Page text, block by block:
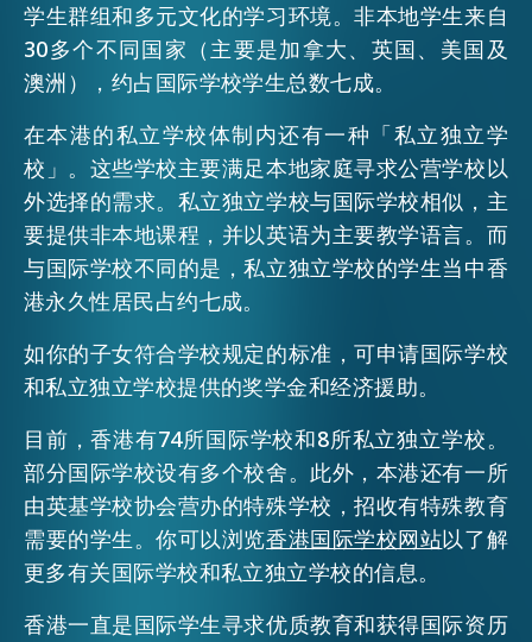
关于我们
常见问题
联络我们
EN 繁 简
学生群组和多元文化的学习环境。非本地学生来自
30多个不同国家（主要是加拿大、英国、美国及
澳洲），约占国际学校学生总数七成。
在本港的私立学校体制内还有一种「私立独立学
校」。这些学校主要满足本地家庭寻求公营学校以
外选择的需求。私立独立学校与国际学校相似，主
要提供非本地课程，并以英语为主要教学语言。而
与国际学校不同的是，私立独立学校的学生当中香
港永久性居民占约七成。
如你的子女符合学校规定的标准，可申请国际学校
和私立独立学校提供的奖学金和经济援助。
目前，香港有74所国际学校和8所私立独立学校。
部分国际学校设有多个校舍。此外，本港还有一所
由英基学校协会营办的特殊学校，招收有特殊教育
需要的学生。你可以浏览香港国际学校网站以了解
更多有关国际学校和私立独立学校的信息。
香港一直是国际学生寻求优质教育和获得国际资历